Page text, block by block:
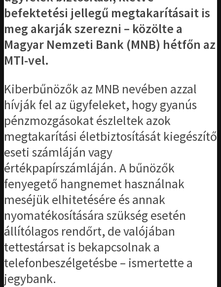
befektetési jellegű megtakarításait is
meg akarják szerezni – közölte a
Magyar Nemzeti Bank (MNB) hétfőn az
MTI-vel.
Kiberbűnözők az MNB nevében azzal
hívják fel az ügyfeleket, hogy gyanús
pénzmozgásokat észleltek azok
megtakarítási életbiztosítását kiegészítő
eseti számláján vagy
értékpapírszámláján. A bűnözők
fenyegető hangnemet használnak
meséjük elhitetésére és annak
nyomatékosítására szükség esetén
állítólagos rendőrt, de valójában
tettestársat is bekapcsolnak a
telefonbeszélgetésbe – ismertette a
jegybank.